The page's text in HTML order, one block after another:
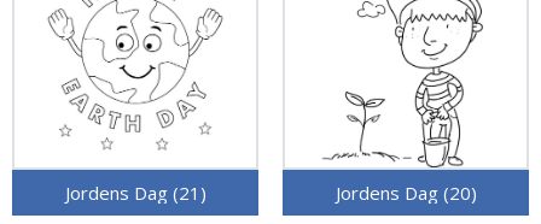
Jordens Dag (21) Jordens Dag (20)